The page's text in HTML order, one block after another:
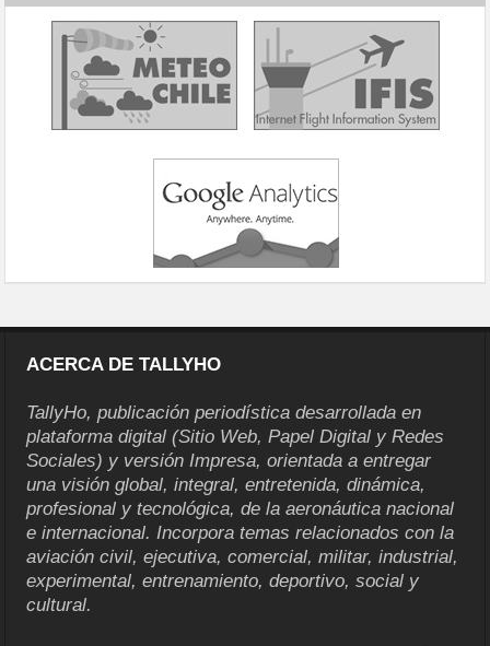
ACERCA DE TALLYHO
TallyHo, publicación periodística desarrollada en
plataforma digital (Sitio Web, Papel Digital y Redes
Sociales) y versión Impresa, orientada a entregar
una visión global, integral, entretenida, dinámica,
profesional y tecnológica, de la aeronáutica nacional
e internacional. Incorpora temas relacionados con la
aviación civil, ejecutiva, comercial, militar, industrial,
experimental, entrenamiento, deportivo, social y
cultural.